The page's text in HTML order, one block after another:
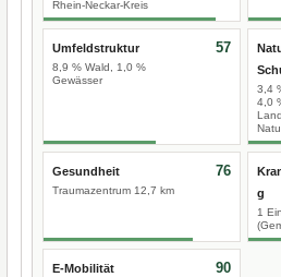
Rhein-Neckar-Kreis
Umfeldstruktur
8,9 % Wald, 1,0 %
Gewässer
57
3,4
4,0
Gesundheit
Traumazentrum 12,7 km
76
g
1
E-Mobilität 90